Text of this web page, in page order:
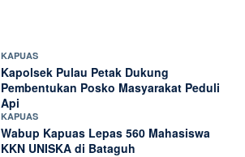
KAPUAS
Kapolsek Pulau Petak Dukung
Pembentukan Posko Masyarakat Peduli
Api
KAPUAS
Wabup Kapuas Lepas 560 Mahasiswa
KKN UNISKA di Bataguh